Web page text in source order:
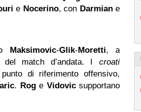
e Nocerino, con Darmiane
Maksimovic-Glik-Moretti, a
match d’andata. I croati
di riferimento offensivo,
. Roge Vidovicsupportano